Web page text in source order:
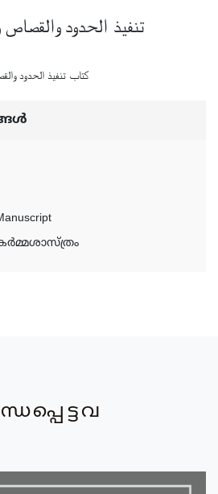
تنفيذ الحدود
كتاب تنفيذ الحدود